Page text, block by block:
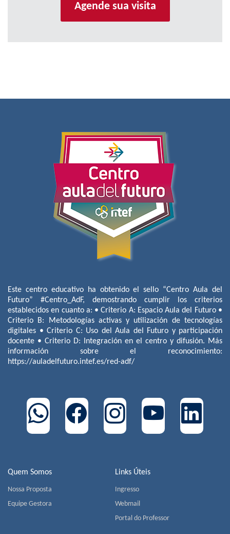
Agende sua visita
Quem Somos
Nossa Proposta
Equipe Gestora
Links Úteis
Ingresso
Webmail
Portal do Professor
Este centro educativo ha obtenido el sello “Centro Aula del
Futuro” #Centro_AdF, demostrando cumplir los criterios
establecidos en cuanto a: • Criterio A: Espacio Aula del Futuro •
Criterio B: Metodologías activas y utilización de tecnologías
digitales • Criterio C: Uso del Aula del Futuro y participación
docente • Criterio D: Integración en el centro y difusión. Más
información sobre el reconocimiento:
https://auladelfuturo.intef.es/red-adf/